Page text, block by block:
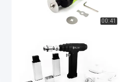
00:41